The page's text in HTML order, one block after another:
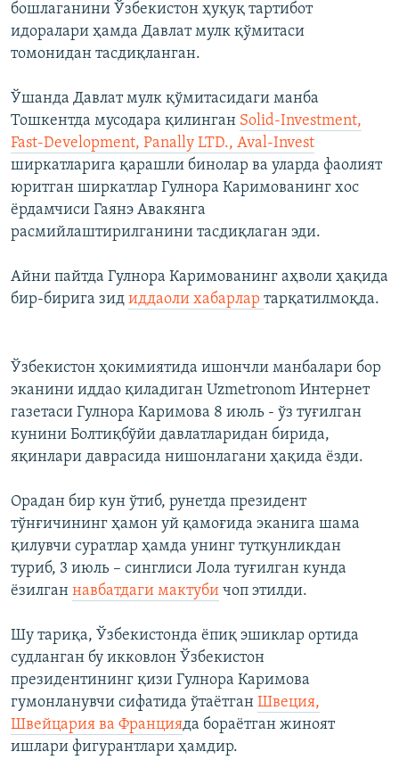
бошлаганини Ўзбекистон ҳуқуқ тартибот
идоралари ҳамда Давлат мулк қўмитаси
томонидан тасдиқланган.
Ўшанда Давлат мулк қўмитасидаги манба
Тошкентда мусодара қилинган Solid-Investment,
Fast-Development, Panally LTD., Aval-Invest
ширкатларига қарашли бинолар ва уларда фаолият
юритган ширкатлар Гулнора Каримованинг хос
ёрдамчиси Гаянэ Авакянга
расмийлаштирилганини тасдиқлаган эди.
Айни пайтда Гулнора Каримованинг аҳволи ҳақида
бир-бирига зид иддаоли хабарлар тарқатилмоқда.
Ўзбекистон ҳокимиятида ишончли манбалари бор
эканини иддао қиладиган Uzmetronom Интернет
газетаси Гулнора Каримова 8 июль - ўз туғилган
кунини Болтиқбўйи давлатларидан бирида,
яқинлари даврасида нишонлагани ҳақида ёзди.
Орадан бир кун ўтиб, рунетда президент
тўнғичининг ҳамон уй қамоғида эканига шама
қилувчи суратлар ҳамда унинг тутқунликдан
туриб, 3 июль – синглиси Лола туғилган кунда
ëзилган навбатдаги мактуби чоп этилди.
Шу тариқа, Ўзбекистонда ёпиқ эшиклар ортида
судланган бу икковлон Ўзбекистон
президентининг қизи Гулнора Каримова
гумонланувчи сифатида ўтаётган Швеция,
Швейцария ва Францияда бораётган жиноят
ишлари фигурантлари ҳамдир.